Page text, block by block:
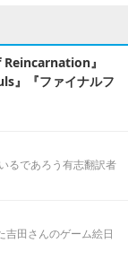
』
』『ファイナルフ
るであろう有志翻訳者
吉田さんのゲーム絵日